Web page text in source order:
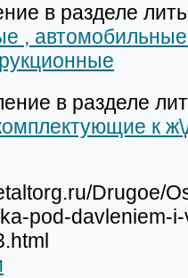
в разделе
,
в разделе
к
Drugoe/
pod-davleniem-